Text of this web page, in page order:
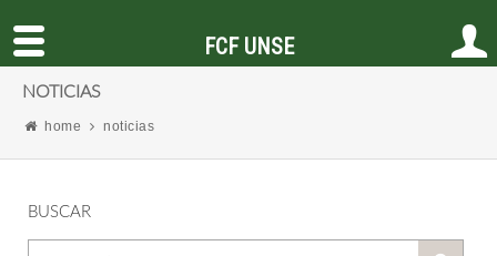
NOTICIAS
home noticias
BUSCAR
FCF UNSE